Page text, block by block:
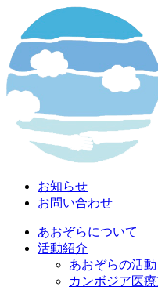
お知らせ
お問い合わせ
あおぞらについて
活動紹介
あおぞらの活動
カンボジア医